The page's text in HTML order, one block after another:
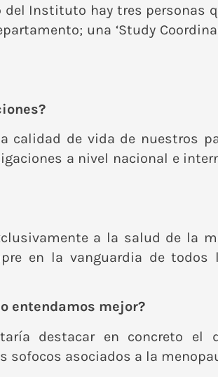
Instituto hay tres personas
una ‘Study
de vida de nuestros
a nivel nacional e
a la salud de la
en la vanguardia de
entendamos mejor?
destacar en concreto el
sofocos asociados a la